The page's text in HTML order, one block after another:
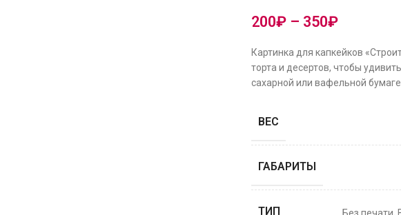
200₽ – 350₽
Картинка для капкейков
торта и десертов, чтобы
сахарной или вафельной
ВЕС
ГАБАРИТЫ
ТИП
Без печати,